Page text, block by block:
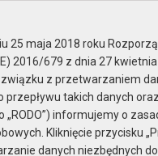
z dnia 28 stycznia..
Wyszukaj na stronie:
25 maja 2018 roku
2016/679 z dnia 27
z przetwarzaniem
takich danych
informujemy o
Kliknięcie przycisku
danych niezbędnych do